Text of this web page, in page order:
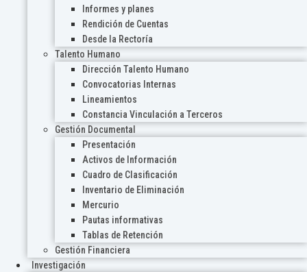
Informes y planes
Rendición de Cuentas
Desde la Rectoría
Talento Humano
Dirección Talento Humano
Convocatorias Internas
Lineamientos
Constancia Vinculación a Terceros
Gestión Documental
Presentación
Activos de Información
Cuadro de Clasificación
Inventario de Eliminación
Mercurio
Pautas informativas
Tablas de Retención
Gestión Financiera
Investigación